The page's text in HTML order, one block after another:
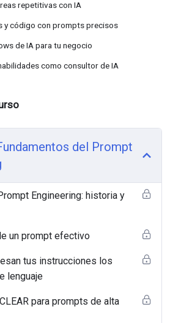
repetitivas con IA
y código con prompts precisos
de IA para tu negocio
como consultor de IA
del Prompt
Engineering: historia y
un prompt efectivo
tus instrucciones los
lenguaje
para prompts de alta